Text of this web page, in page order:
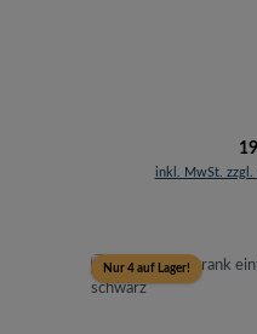
inkl. MwSt. zzgl.
Nur 4 auf Lager!